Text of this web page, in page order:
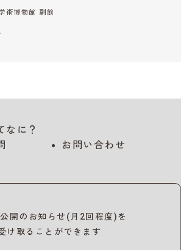
術博物館 副館
なに？
お問い合わせ
開のお知らせ(月2回程度)を
け取ることができます